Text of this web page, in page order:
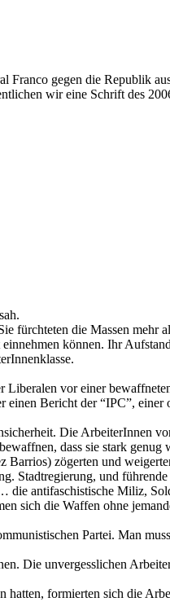
gegen die Republik
wir eine Schrift des
fürchteten die Massen
können. Ihr
vor einer
Bericht der “IPC”,
Die ArbeiterInnen
dass sie stark genug
zögerten und
Stadtregierung, und
antifaschistische Miliz,
sich die Waffen ohne
Partei. Man
Die unvergesslichen
formierten sich die